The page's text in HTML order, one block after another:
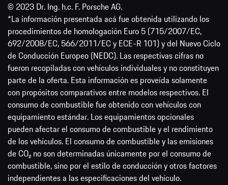
© 2023 Dr. Ing. h.c. F. Porsche AG.
*La información presentada acá fue obtenida utilizando los
procedimientos de homologación Euro 5 (715/2007/EC,
692/2008/EC, 566/2011/EC y ECE-R 101) y del Nuevo Ciclo
de Conducción Europeo (NEDC). Las respectivas cifras no
fueron recopiladas con vehículos individuales y no constituyen
parte de la oferta. Esta información es proveída solamente
con propósitos comparativos entre modelos respectivos. El
consumo de combustible fue obtenido con vehículos con
equipamiento estándar. Los equipamientos opcionales
pueden afectar el consumo de combustible y el rendimiento
de los vehículos. El consumo de combustible y las emisiones
de CO₂ no son determinadas únicamente por el consumo de
combustible, sino por el estilo de conducción y otros factores
independientes a las especificaciones del vehículo.